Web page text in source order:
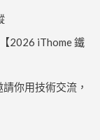
2026 iThome 鐵
你用技術交流，